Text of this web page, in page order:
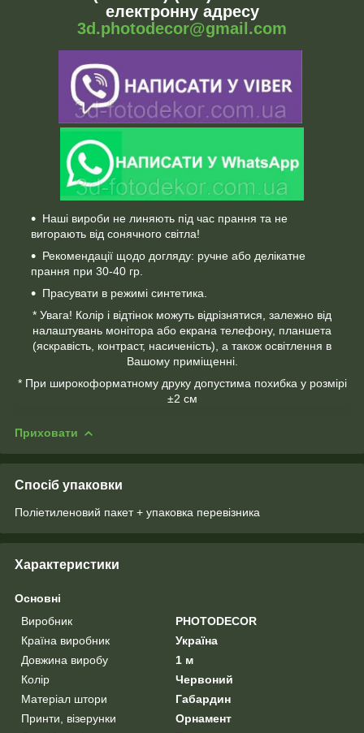
електронну адресу
3d.photodecor@gmail.com
Наші вироби не линяють під час прання та не
вигорають від сонячного світла!
Рекомендації щодо догляду: ручне або делікатне
прання при 30-40 гр.
Прасувати в режимі синтетика.
* Увага! Колір і відтінок можуть відрізнятися, залежно від
налаштувань монітора або екрана телефону, планшета
(яскравість, контраст, насиченість), а також освітлення в
Вашому приміщенні.
* При широкоформатному друку допустима похибка у розмірі
±2 см
Приховати
Спосіб упаковки
Поліетиленовий пакет + упаковка перевізника
Характеристики
Основні
Виробник
PHOTODECOR
Країна виробник
Україна
Довжина виробу
1 м
Колір
Червоний
Матеріал штори
Габардин
Принти, візерунки
Орнамент